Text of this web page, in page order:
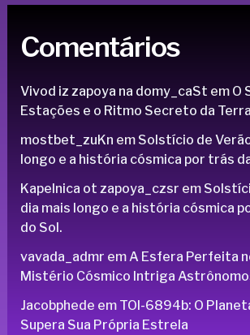
Comentários
Vivod iz zapoya na domy_caSt em O
Estações e o Ritmo Secreto da
mostbet_zuKn em Solstício de
longo e a história cósmica por trás
Kapelnica ot zapoya_czsr em
dia mais longo e a história cósmica
do Sol.
vavada_admr emA Esfera Perfeita
Mistério Cósmico Intriga
Jacobphede em TOI-6894b: O
Supera Sua Própria Estrela